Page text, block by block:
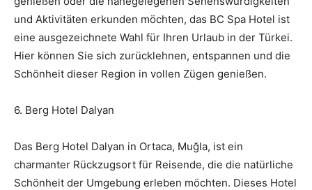
und Aktivitäten erkunden möchten, das BC Spa Hotel ist
eine ausgezeichnete Wahl für Ihren Urlaub in der Türkei.
Hier können Sie sich zurücklehnen, entspannen und die
Schönheit dieser Region in vollen Zügen genießen.
6. Berg Hotel Dalyan
Das Berg Hotel Dalyan in Ortaca, Muğla, ist ein
charmanter Rückzugsort für Reisende, die die natürliche
Schönheit der Umgebung erleben möchten. Dieses Hotel